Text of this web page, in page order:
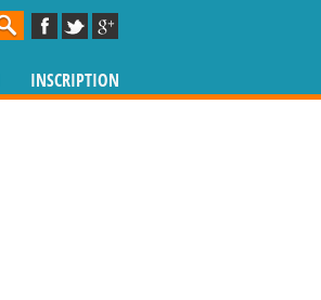
INSCRIPTION